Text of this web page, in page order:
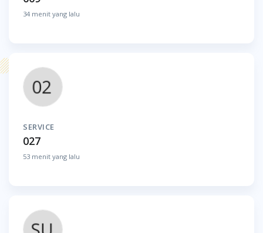
34 menit yang lalu
SERVICE
027
53 menit yang lalu